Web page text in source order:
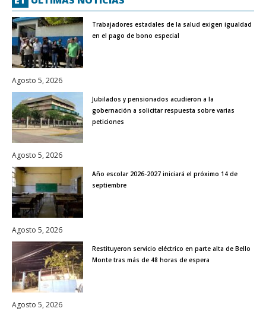
Trabajadores estadales de la salud exigen igualdad
en el pago de bono especial
Agosto 5, 2026
Jubilados y pensionados acudieron a la
gobernación a solicitar respuesta sobre varias
peticiones
Agosto 5, 2026
Año escolar 2026-2027 iniciará el próximo 14 de
septiembre
Agosto 5, 2026
Restituyeron servicio eléctrico en parte alta de Bello
Monte tras más de 48 horas de espera
Agosto 5, 2026